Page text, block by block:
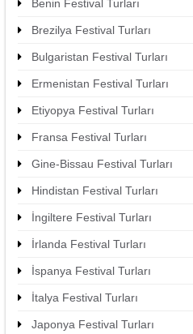
Benin Festival Turları
Brezilya Festival Turları
Bulgaristan Festival Turları
Ermenistan Festival Turları
Etiyopya Festival Turları
Fransa Festival Turları
Gine-Bissau Festival Turları
Hindistan Festival Turları
İngiltere Festival Turları
İrlanda Festival Turları
İspanya Festival Turları
İtalya Festival Turları
Japonya Festival Turları